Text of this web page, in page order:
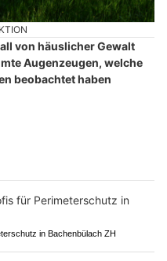
von häuslicher Gewalt
Augenzeugen, welche
beobachtet haben
in Bachenbülach ZH